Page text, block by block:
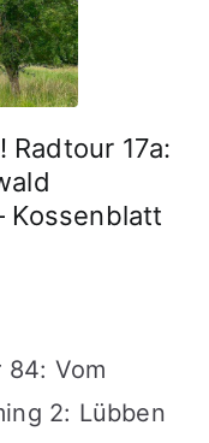
Radtour 17a:
Kossenblatt